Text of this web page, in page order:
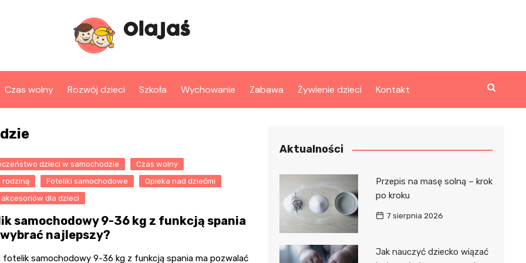
Czas wolny Rozwój dzieci Szkoła Wychowanie Zabawa Żywienie dzieci Kontakt
dzieci w samochodzie
Czas wolny
rodziną
Foteliki samochodowe
Opieka nad dziećmi
akcesoriów dla dzieci
samochodowy 9-36 kg z funkcją spania
najlepszy?
fotelik samochodowy 9-36 kg z funkcją spania ma pozwalać
Aktualności
Przepis na masę solną – krok
po kroku
7 sierpnia 2026
Jak nauczyć dziecko wiązać